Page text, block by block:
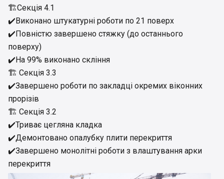
🏗Секція 4.1
✔️Виконано штукатурні роботи по 21 поверх
✔️Повністю завершено стяжку (до останнього
поверху)
✔️На 99% виконано скління
🏗 Секція 3.3
✔️Завершено роботи по закладці окремих віконних
прорізів
🏗 Секція 3.2
✔️Триває цегляна кладка
✔️Демонтовано опалубку плити перекриття
✔️Завершено монолітні роботи з влаштування арки
перекриття